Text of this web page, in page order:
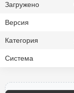
Загружено
Версия
Категория
Система